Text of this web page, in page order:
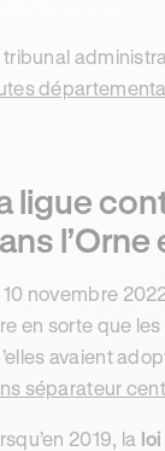
tribunal
ligue
10 novembre
en sorte que
avaient
séparateur
2019, la